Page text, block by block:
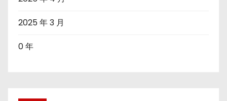
2025 年 3 月
0 年